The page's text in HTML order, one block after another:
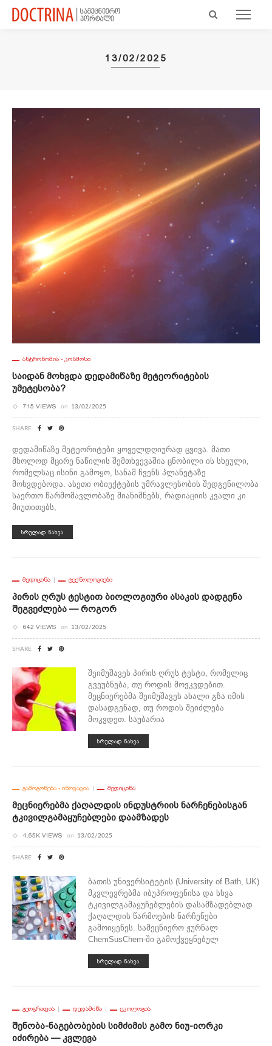
13/02/2025
ᲐᲡᲢᲠᲝᲜᲝᲛᲘᲐ - ᲙᲝᲡᲛᲝᲡᲘ
Საიდან Მოხვდა Დედამიწაზე Მეტეორიტების
Უმეტესობა?
715 VIEWS on 13/02/2025
SHARE
დედამიწაზე მეტეორიტები ყოველდღიურად ცვივა. მათი
მხოლოდ მცირე ნაწილის შემთხვევაშია ცნობილი ის სხეული,
რომელსაც ისინი გამოყო, სანამ ჩვენს პლანეტაზე
მოხვდებოდა. ასეთი ობიექტების უმრავლესობის შედგენილობა
საერთო წარმომავლობაზე მიანიშნებს, რადიაციის კვალი კი
მიუთითებს,
ᲡᲠᲣᲚᲐᲓ ᲜᲐᲮᲕᲐ
ᲛᲔᲓᲘᲪᲘᲜᲐ ᲢᲔᲥᲜᲝᲚᲝᲒᲘᲔᲑᲘ
Პირის Ღრუს Ტესტით Ბიოლოგიური Ასაკის Დადგენა
Შეგვეძლება — Როგორ
642 VIEWS on 13/02/2025
SHARE
შეიმუშავეს პირის ღრუს ტესტი, რომელიც
გვეუბნება, თუ როდის მოვკვდებით.
მეცნიერებმა შეიმუშავეს ახალი გზა იმის
დასადგენად, თუ როდის შეიძლება
მოკვდეთ. საუბარია
ᲡᲠᲣᲚᲐᲓ ᲜᲐᲮᲕᲐ
ᲒᲐᲛᲝᲒᲝᲜᲔᲑᲐ - ᲘᲜᲝᲕᲐᲪᲘᲐ ᲛᲔᲓᲘᲪᲘᲜᲐ
Მეცნიერებმა Ქაღალდის Ინდუსტრიის Ნარჩენებისგან
Ტკივილგამაყუჩებლები Დაამზადეს
4.65K VIEWS on 13/02/2025
SHARE
ბათის უნივერსიტეტის (University of Bath, UK)
მკვლევრებმა იბუპროფენისა და სხვა
ტკივილგამაყუჩებლების დასამზადებლად
ქაღალდის წარმოების ნარჩენები
გამოიყენეს. სამეცნიერო ჟურნალ
ChemSusChem-ში გამოქვეყნებულ
ᲡᲠᲣᲚᲐᲓ ᲜᲐᲮᲕᲐ
ᲒᲔᲝᲒᲠᲐᲤᲘᲐ ᲓᲔᲓᲐᲛᲘᲬᲐ ᲔᲙᲝᲚᲝᲒᲘᲐ
Შენობა-Ნაგებობების Სიმძიმის Გამო Ნიუ-Იორკი
Იძირება — Კვლევა